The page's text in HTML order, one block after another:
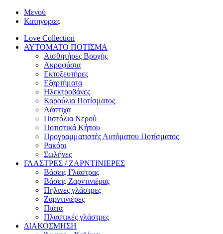
Μενού
Κατηγορίες
Love Collection
ΑΥΤΟΜΑΤΟ ΠΟΤΙΣΜΑ
Αισθητήρες Βροχής
Ακροφύσια
Εκτοξευτήρες
Εξαρτήματα
Ηλεκτροβάνες
Καρούλια Ποτίσματος
Λάστιχα
Πιστόλια Νερού
Ποτιστικά Κήπου
Προγραμματιστές Αυτόματου Ποτίσματος
Ρακόρι
Σωλήνες
ΓΛΑΣΤΡΕΣ / ΖΑΡΝΤΙΝΙΕΡΕΣ
Βάσεις Γλάστρας
Βάσεις Ζαρντινιέρας
Πήλινες γλάστρες
Ζαρντινιέρες
Πιάτα
Πλαστικές γλάστρες
ΔΙΑΚΟΣΜΗΣΗ